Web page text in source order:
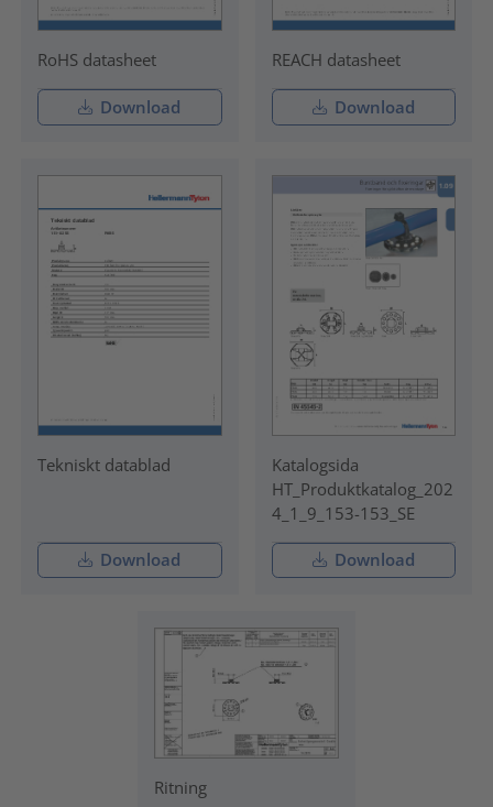
RoHS datasheet
Download
REACH datasheet
Download
Tekniskt datablad
Download
Katalogsida
HT_Produktkatalog_202
4_1_9_153-153_SE
Download
Ritning